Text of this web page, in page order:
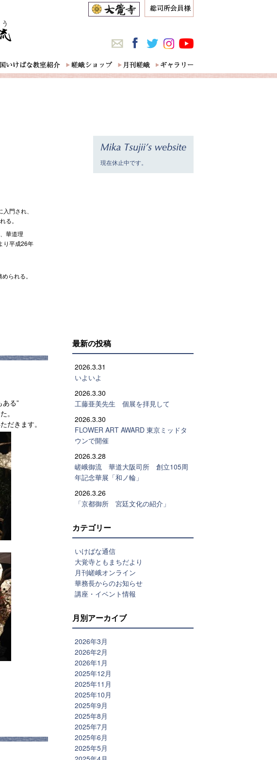
門され、
る。
華道理
り平成26年
られる。
現在休止中です。
る”
。
だきます。
最新の投稿
2026.3.31
いよいよ
2026.3.30
工藤亜美先生 個展を拝見して
2026.3.30
FLOWER ART AWARD 東京ミッドタ
ウンで開催
2026.3.28
嵯峨御流 華道大阪司所 創立105周
年記念華展「和ノ輪」
2026.3.26
「京都御所 宮廷文化の紹介」
カテゴリー
いけばな通信
大覚寺ともまちだより
月刊嵯峨オンライン
華務長からのお知らせ
講座・イベント情報
月別アーカイブ
2026年3月
2026年2月
2026年1月
2025年12月
2025年11月
2025年10月
2025年9月
2025年8月
2025年7月
2025年6月
2025年5月